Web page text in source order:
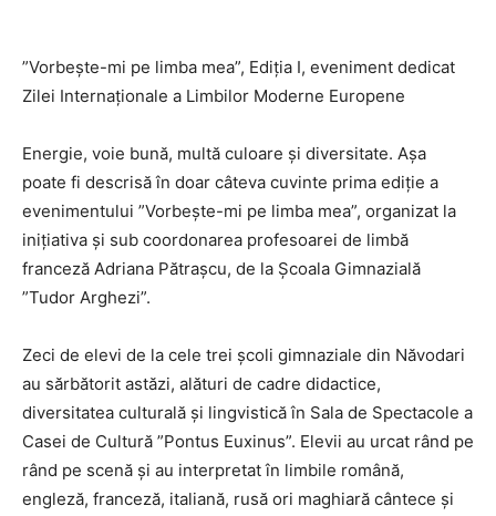
”Vorbește-mi pe limba mea”, Ediția I, eveniment dedicat
Zilei Internaționale a Limbilor Moderne Europene
Energie, voie bună, multă culoare și diversitate. Așa
poate fi descrisă în doar câteva cuvinte prima ediție a
evenimentului ”Vorbește-mi pe limba mea”, organizat la
inițiativa și sub coordonarea profesoarei de limbă
franceză Adriana Pătrașcu, de la Școala Gimnazială
”Tudor Arghezi”.
Zeci de elevi de la cele trei școli gimnaziale din Năvodari
au sărbătorit astăzi, alături de cadre didactice,
diversitatea culturală și lingvistică în Sala de Spectacole a
Casei de Cultură ”Pontus Euxinus”. Elevii au urcat rând pe
rând pe scenă și au interpretat în limbile română,
engleză, franceză, italiană, rusă ori maghiară cântece și